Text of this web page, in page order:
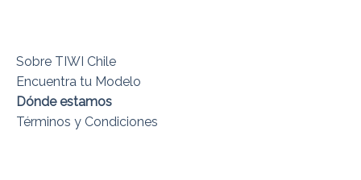
Sobre TIWI Chile
Encuentra tu Modelo
Dónde estamos
Términos y Condiciones